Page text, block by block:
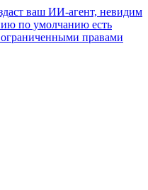
ваш ИИ-агент, невидим
по умолчанию есть
правами